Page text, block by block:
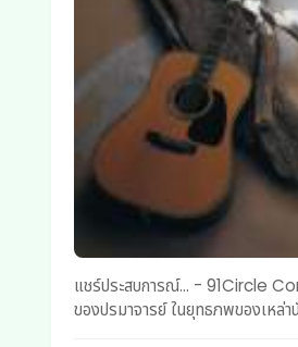
แชร์ประสบการณ์... - 91Circle Community
ของปรมาจารย์ ​ในยุทธภ